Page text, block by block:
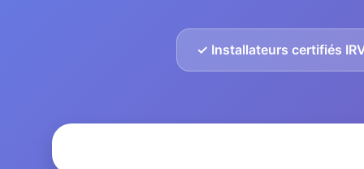
✓ Installateurs certifiés